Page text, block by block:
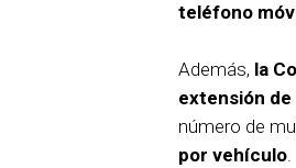
teléfono
Además, la
extensión
número de
por vehículo.